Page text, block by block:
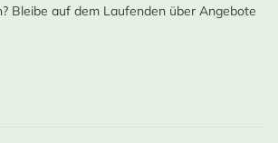
Bleibe auf dem Laufenden über Angebote